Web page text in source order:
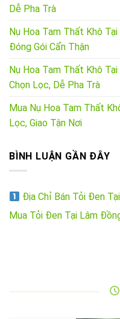
Dễ Pha Trà
Nụ Hoa Tam Thất Khô
Đóng Gói Cẩn Thận
Nụ Hoa Tam Thất Khô
Chọn Lọc, Dễ Pha Trà
Mua Nụ Hoa Tam Thất
Lọc, Giao Tận Nơi
BÌNH LUẬN GẦN ĐÂY
Địa Chỉ Bán Tỏi Đen
Mua Tỏi Đen Tại Lâm